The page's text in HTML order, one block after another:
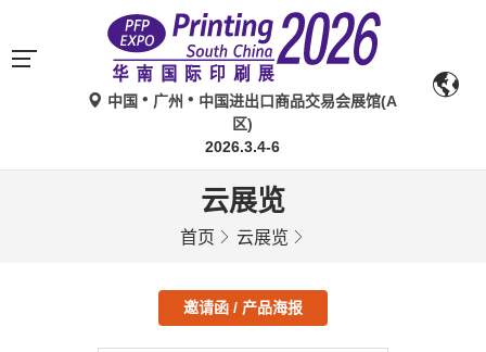
中国 广州
中国进出口商品交易会展馆(A
区)
2026.3.4-6
云展览
首页 云展览
邀请函 / 产品海报